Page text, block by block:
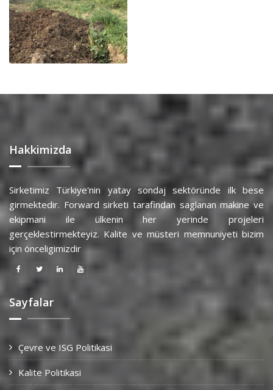
Hakkimizda
Sirketimiz Türkiye'nin yatay sondaj sektöründe ilk bese
girmektedir. Forward sirketi tarafindan saglanan makine ve
ekipmani ile ülkenin her yerinde projeleri
gerçeklestirmekteyiz. Kalite ve müsteri memnuniyeti bizim
için önceligimizdir
Sayfalar
Çevre ve ISG Politikasi
Kalite Politikasi